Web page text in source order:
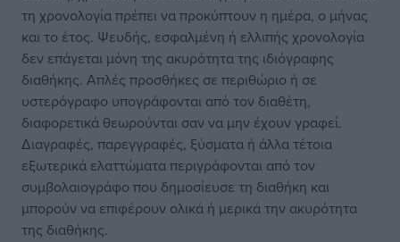
τη χρονολογία πρέπει να προκύπτουν η ημέρα, ο μήνας
και το έτος. Ψευδής, εσφαλμένη ή ελλιπής χρονολογία
δεν επάγεται μόνη της ακυρότητα της ιδιόγραφης
διαθήκης. Απλές προσθήκες σε περιθώριο ή σε
υστερόγραφο υπογράφονται από τον διαθέτη,
διαφορετικά θεωρούνται σαν να μην έχουν γραφεί.
Διαγραφές, παρεγγραφές, ξύσματα ή άλλα τέτοια
εξωτερικά ελαττώματα περιγράφονται από τον
συμβολαιογράφο που δημοσίευσε τη διαθήκη και
μπορούν να επιφέρουν ολικά ή μερικά την ακυρότητα
της διαθήκης.